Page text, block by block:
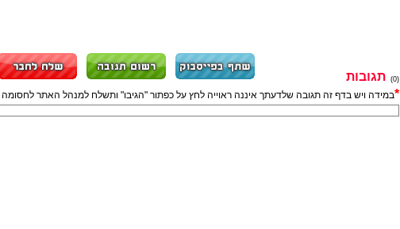
(0)
תגובות
*במידה ויש בדף זה תגובה שלדעתך איננה ראוייה לחץ על כפתור "הגיבו" ותשלח למנהל האתר לחסומה